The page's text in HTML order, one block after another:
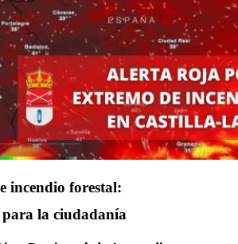
incendio forestal:
para la ciudadanía